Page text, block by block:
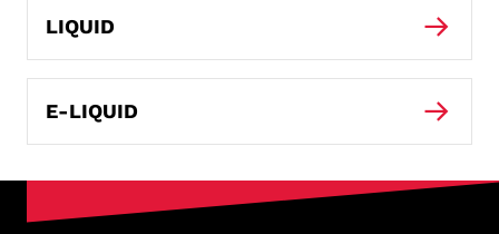
LIQUID
E-LIQUID